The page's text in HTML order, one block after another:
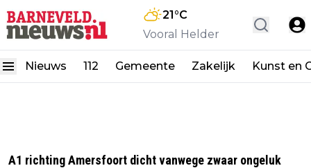
21°C
Vooral Helder
Nieuws 112 Gemeente Zakelijk Kunst en
A1 richting Amersfoort dicht vanwege zwaar ongeluk